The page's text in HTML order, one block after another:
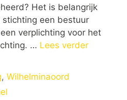
Het is belangrijk
een bestuur
verplichting voor het
… Lees verder
,Wilhelminaoord